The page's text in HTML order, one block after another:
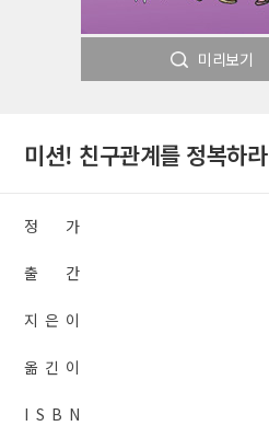
미리보기
미션! 친구관계를 정복하라
정 가
출 간
지 은 이
옮 긴 이
I S B N